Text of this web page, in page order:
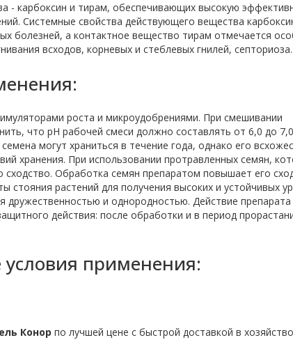
- карбоксин и тирам, обеспечивающих высокую
Системные свойства действующего вещества
болезней, а контактное вещество тирам отмечается
всходов, корневых и стеблевых гнилей, септориоза.
роста и микроудобрениями. При смешивании
что рН рабочей смеси должно составлять от 6,0 до
могут храниться в течение года, однако его
хранения. При использовании протравленных семян,
Обработка семян препаратом повышает его
стояния растений для получения высоких и устойчивых
и однородностью. Действие препарата
действия: после обработки и в период
применения:
Конор по лучшей цене с быстрой доставкой в